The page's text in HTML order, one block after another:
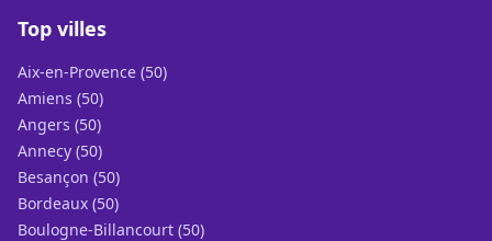
Top villes
Aix-en-Provence (50)
Amiens (50)
Angers (50)
Annecy (50)
Besançon (50)
Bordeaux (50)
Boulogne-Billancourt (50)